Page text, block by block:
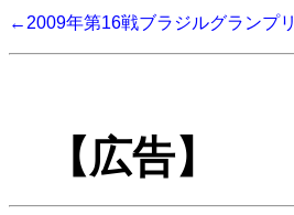
←2009年第16戦ブラジルグランプリ
【広告】